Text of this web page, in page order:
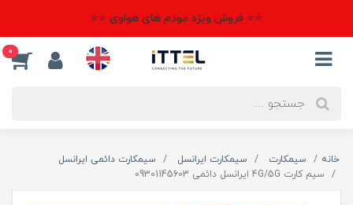
⭐⭐ فروش ویژه مودم های هواوی ⭐⭐
0
خانه سیمکارت سیمکارت ایرانسل
سیمکارت دائمی ایرانسل
سیم کارت 4G/5G ایرانسل دائمی 09301145603